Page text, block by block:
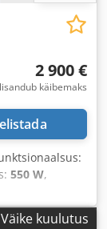
2 900 €
käibemaks
550 W,
ühendus:
Väike kuulutus